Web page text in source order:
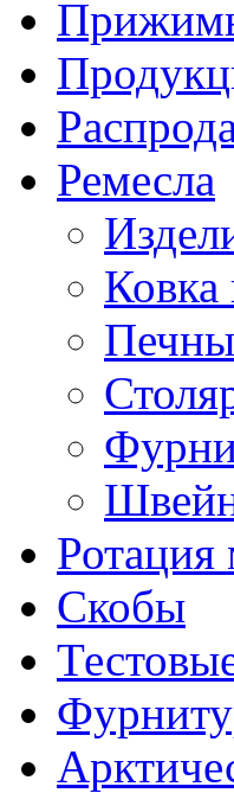
Ремесла
Ковка
Ротация
Скобы